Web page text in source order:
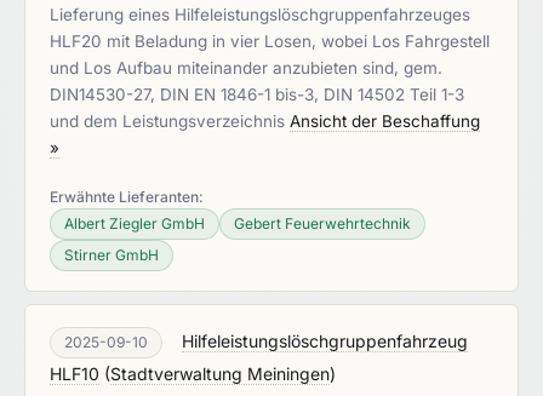
Lieferung eines Hilfeleistungslöschgruppenfahrzeuges
HLF20 mit Beladung in vier Losen, wobei Los Fahrgestell
und Los Aufbau miteinander anzubieten sind, gem.
DIN14530-27, DIN EN 1846-1 bis-3, DIN 14502 Teil 1-3
und dem Leistungsverzeichnis Ansicht der Beschaffung
»
Erwähnte Lieferanten:
Albert Ziegler GmbH
Gebert Feuerwehrtechnik
Stirner GmbH
2025-09-10
Hilfeleistungslöschgruppenfahrzeug
HLF10 (Stadtverwaltung Meiningen)